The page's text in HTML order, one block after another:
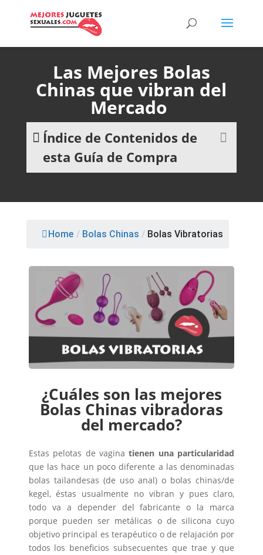
Las Mejores Bolas
Chinas que vibran del
Mercado
Índice de Contenidos de
esta Guía de Compra
Home / Bolas Chinas / Bolas Vibratorias
¿Cuáles son las mejores
Bolas Chinas vibradoras
del mercado?
Estas pelotas de vaginatienen una particularidad
que las hace un poco diferente a las denominadas
bolas tailandesas (de uso anal) o bolas chinas/de
kegel, éstas usualmente no vibran y pues claro,
todo va a depender del fabricante o la marca
porque pueden ser metálicas o de silicona cuyo
objetivo principal es terapéutico o de relajación por
todos los beneficios subsecuentes que trae y que